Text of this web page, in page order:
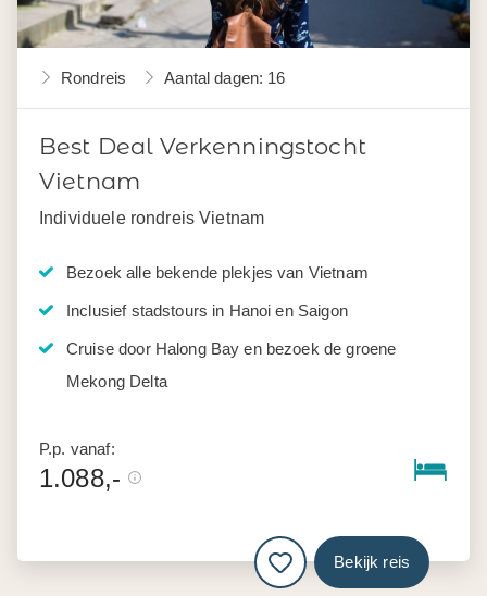
Rondreis Aantal dagen: 16
Best Deal Verkenningstocht
Vietnam
Individuele rondreis Vietnam
Bezoek alle bekende plekjes van Vietnam
Inclusief stadstours in Hanoi en Saigon
Cruise door Halong Bay en bezoek de groene
Mekong Delta
P.p. vanaf:
1.088,-
Bekijk reis